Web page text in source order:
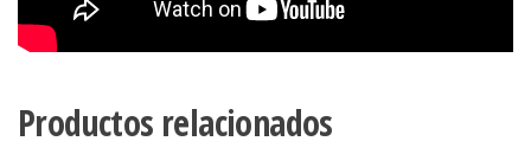
Productos relacionados